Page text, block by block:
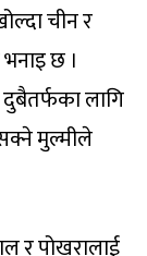
चीन र
छ ।
लागि
मुल्मीले
र पोखरालाई